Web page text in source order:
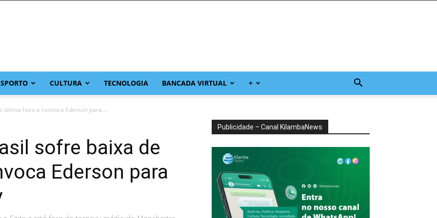
CULTURA TECNOLOGIA BANCADA VIRTUAL +
hora e convoca Ederson para...
sofre baixa de
Ederson para
Publicidade – Canal KilambaNews